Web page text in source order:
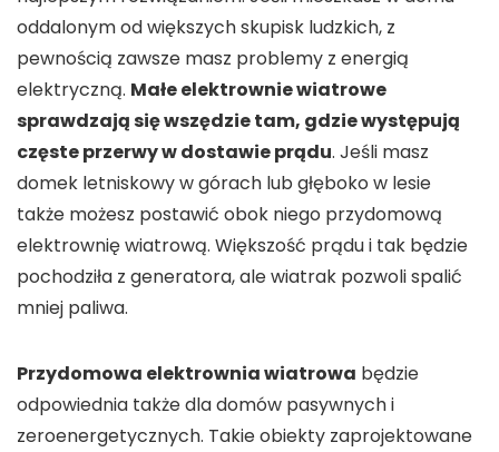
oddalonym od większych skupisk ludzkich, z
pewnością zawsze masz problemy z energią
elektryczną. Małe elektrownie wiatrowe
sprawdzają się wszędzie tam, gdzie występują
częste przerwy w dostawie prądu. Jeśli masz
domek letniskowy w górach lub głęboko w lesie
także możesz postawić obok niego przydomową
elektrownię wiatrową. Większość prądu i tak będzie
pochodziła z generatora, ale wiatrak pozwoli spalić
mniej paliwa.
Przydomowa elektrownia wiatrowa będzie
odpowiednia także dla domów pasywnych i
zeroenergetycznych. Takie obiekty zaprojektowane